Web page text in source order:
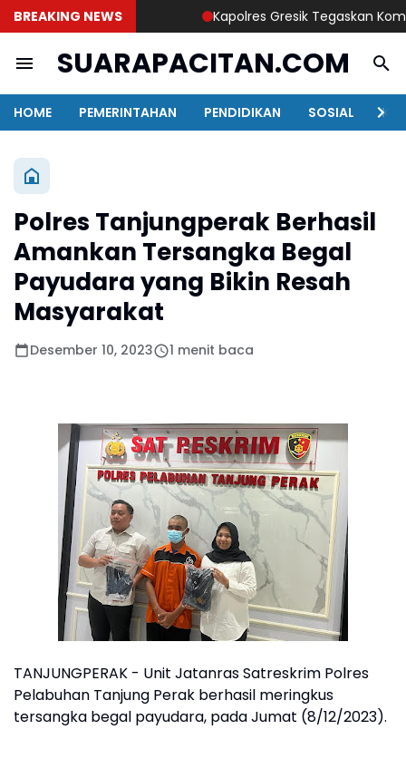
BREAKING NEWS Kapolres Gresik Tegaskan
SUARAPACITAN.COM
HOME PEMERINTAHAN PENDIDIKAN SOSIAL
Polres Tanjungperak Berhasil
Amankan Tersangka Begal
Payudara yang Bikin Resah
Masyarakat
Desember 10, 2023 1 menit baca
TANJUNGPERAK - Unit Jatanras Satreskrim Polres
Pelabuhan Tanjung Perak berhasil meringkus
tersangka begal payudara, pada Jumat (8/12/2023).